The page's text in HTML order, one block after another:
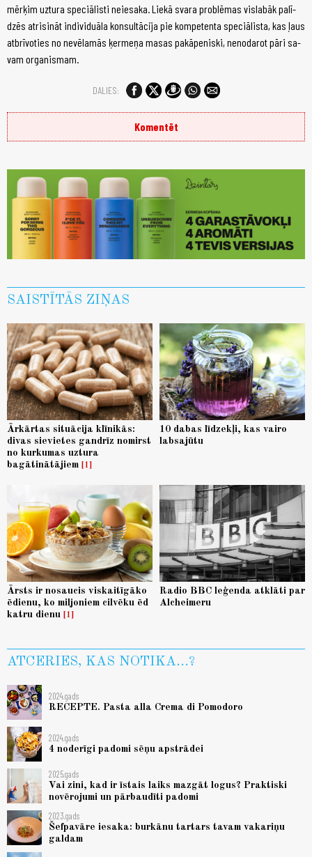
mēr­ķim uz­tu­ra spe­ci­ālis­ti ne­ie­sa­ka. Lie­kā sva­ra pro­blē­mas vis­la­bāk pa­lī­
dzēs at­ri­si­nāt in­di­vi­du­āla kon­sul­tā­ci­ja pie kom­pe­ten­ta spe­ci­ālis­ta, kas ļaus
at­brī­vo­ties no ne­vē­la­mās ķer­me­ņa ma­sas pa­kā­pe­nis­ki, ne­no­da­rot pār­i sa­
vam or­ga­nis­mam.
DALIES:
Komentēt
SAISTĪTĀS ZIŅAS
Ārkārtas situācija klīnikās:
divas sievietes gandrīz nomirst
no kurkumas uztura
bagātinātājiem
1
10 dabas līdzekļi, kas vairo
labsajūtu
Ārsts ir nosaucis viskaitīgāko
ēdienu, ko miljoniem cilvēku ēd
katru dienu
1
Radio BBC leģenda atklāti par
Alcheimeru
ATCERIES, KAS NOTIKA...?
2024.gads
RECEPTE. Pasta alla Crema di Pomodoro
2024.gads
4 noderīgi padomi sēņu apstrādei
2025.gads
Vai zini, kad ir īstais laiks mazgāt logus? Praktiski
novērojumi un pārbaudīti padomi
2023.gads
Šefpavāre iesaka: burkānu tartars tavam vakariņu
galdam